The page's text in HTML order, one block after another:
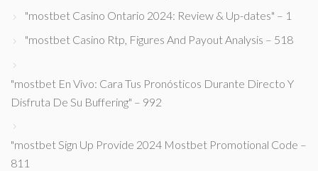
"mostbet Casino Ontario 2024: Review & Up-dates" – 1
"mostbet Casino Rtp, Figures And Payout Analysis – 518
"mostbet En Vivo: Cara Tus Pronósticos Durante Directo Y
Disfruta De Su Buffering" – 992
"mostbet Sign Up Provide 2024 Mostbet Promotional Code –
811